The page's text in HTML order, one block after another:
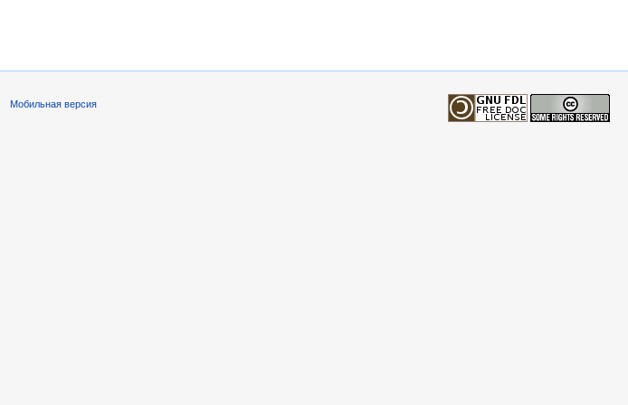
Мобильная версия